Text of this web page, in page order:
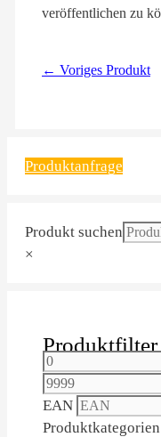
veröffentlichen zu
← Voriges Produkt
Produktanfrage
Produkt suchen
×
Produktfilter
EAN
Produktkategorien